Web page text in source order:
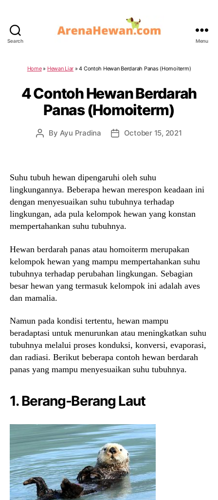
Search Menu
Home» Hewan Liar »4 Contoh Hewan Berdarah Panas (Homoiterm)
4 Contoh Hewan Berdarah
Panas (Homoiterm)
Post
By Ayu Pradina
PostOctober 15, 2021
Suhu tubuh hewan dipengaruhi oleh suhu
lingkungannya. Beberapa hewan merespon keadaan ini
dengan menyesuaikan suhu tubuhnya terhadap
lingkungan, ada pula kelompok hewan yang konstan
mempertahankan suhu tubuhnya.
Hewan berdarah panas atau homoiterm merupakan
kelompok hewan yang mampu mempertahankan suhu
tubuhnya terhadap perubahan lingkungan. Sebagian
besar hewan yang termasuk kelompok ini adalah aves
dan mamalia.
Namun pada kondisi tertentu, hewan mampu
beradaptasi untuk menurunkan atau meningkatkan suhu
tubuhnya melalui proses konduksi, konversi, evaporasi,
dan radiasi. Berikut beberapa contoh hewan berdarah
panas yang mampu menyesuaikan suhu tubuhnya.
1. Berang-Berang Laut